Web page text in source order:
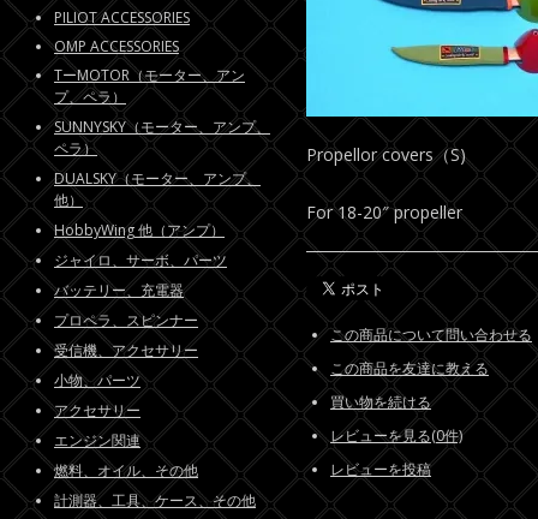
Propellor covers（S)
For 18-20″ propeller
この商品について問い合わせる
この商品を友達に教える
買い物を続ける
レビューを見る(0件)
レビューを投稿
PILIOT ACCESSORIES
OMP ACCESSORIES
TーMOTOR（モーター、アン
プ、ペラ）
SUNNYSKY（モーター、アンプ、
ペラ）
DUALSKY（モーター、アンプ、
他）
HobbyWing 他（アンプ）
ジャイロ、サーボ、パーツ
バッテリー、充電器
プロペラ、スピンナー
受信機、アクセサリー
小物、パーツ
アクセサリー
エンジン関連
燃料、オイル、その他
計測器、工具、ケース、その他